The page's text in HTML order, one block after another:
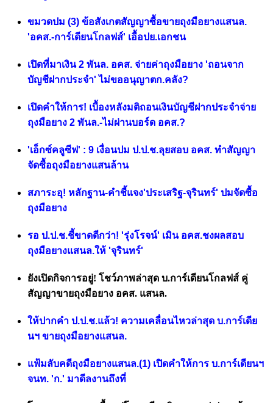
ขมวดปม (3) ข้อสังเกตสัญญาซื้อขายถุงมือยางแสนล.
'อคส.-การ์เดียนโกลฟส์' เอื้อปย.เอกชน
เปิดที่มาเงิน 2 พันล. อคส. จ่ายค่าถุงมือยาง 'ถอนจาก
บัญชีฝากประจำ' ไม่ขออนุญาตก.คลัง?
เปิดคำให้การ! เบื้องหลังมติถอนเงินบัญชีฝากประจำจ่าย
ถุงมือยาง 2 พันล.-ไม่ผ่านบอร์ด อคส.?
'เอ็กซ์คลูซีฟ' : 9 เงื่อนปม ป.ป.ช.ลุยสอบ อคส. ทำสัญญา
จัดซื้อถุงมือยางแสนล้าน
สภาระอุ! หลักฐาน-คำชี้แจง'ประเสริฐ-จุรินทร์' ปมจัดซื้อ
ถุงมือยาง
รอ ป.ป.ช.ชี้ขาดดีกว่า! 'รุ่งโรจน์' เมิน อคส.ชงผลสอบ
ถุงมือยางแสนล.ให้ 'จุรินทร์'
ยังเปิดกิจการอยู่! โชว์ภาพล่าสุด บ.การ์เดียนโกลฟส์ คู่
สัญญาขายถุงมือยาง อคส. แสนล.
ให้ปากคำ ป.ป.ช.แล้ว! ความเคลื่อนไหวล่าสุด บ.การ์เดีย
นฯ ขายถุงมือยางแสนล.
แฟ้มลับคดีถุงมือยางแสนล.(1) เปิดคำให้การ บ.การ์เดียนฯ
จนท. 'ก.' มาดีลงานถึงที่